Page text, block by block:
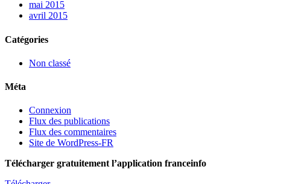
mai 2015
avril 2015
Catégories
Non classé
Méta
Connexion
Flux des publications
Flux des commentaires
Site de WordPress-FR
Télécharger gratuitement l’application franceinfo